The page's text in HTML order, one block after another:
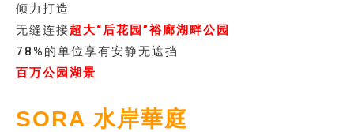
倾力打造
无缝连接超大“后花园”裕廊湖畔公园
78%的单位享有安静无遮挡
百万公园湖景
SORA 水岸華庭